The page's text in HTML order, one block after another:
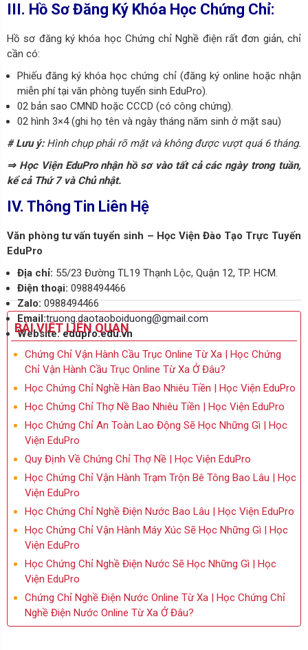
III. Hồ Sơ Đăng Ký Khóa Học Chứng Chỉ:
Hồ sơ đăng ký khóa học Chứng chỉ Nghề điện rất đơn giản, chỉ
cần có:
Phiếu đăng ký khóa học chứng chỉ (đăng ký online hoặc nhận
miễn phí tại văn phòng tuyển sinh EduPro).
02 bản sao CMND hoặc CCCD (có công chứng).
02 hình 3×4 (ghi họ tên và ngày tháng năm sinh ở mặt sau)
# Lưu ý: Hình chụp phải rõ mặt và không được vượt quá 6 tháng.
⇒ Học Viện EduPro nhận hồ sơ vào tất cả các ngày trong tuần,
kể cả Thứ 7 và Chủ nhật.
IV. Thông Tin Liên Hệ
Văn phòng tư vấn tuyển sinh – Học Viện Đào Tạo Trực Tuyến
EduPro
Địa chỉ: 55/23 Đường TL19 Thạnh Lộc, Quận 12, TP. HCM.
Điện thoại: 0988494466
Zalo:0988494466
Email:truong.daotaoboiduong@gmail.com
Website: edupro.edu.vn
BÀI VIẾT LIÊN QUAN
Chứng Chỉ Vận Hành Cầu Trục Online Từ Xa | Học Chứng
Chỉ Vận Hành Cầu Trục Online Từ Xa Ở Đâu?
Học Chứng Chỉ Nghề Hàn Bao Nhiêu Tiền | Học Viện EduPro
Học Chứng Chỉ Thợ Nề Bao Nhiêu Tiền | Học Viện EduPro
Học Chứng Chỉ An Toàn Lao Động Sẽ Học Những Gì | Học
Viện EduPro
Quy Định Về Chứng Chỉ Thợ Nề | Học Viện EduPro
Học Chứng Chỉ Vận Hành Trạm Trộn Bê Tông Bao Lâu | Học
Viện EduPro
Học Chứng Chỉ Nghề Điện Nước Bao Lâu | Học Viện EduPro
Học Chứng Chỉ Vận Hành Máy Xúc Sẽ Học Những Gì | Học
Viện EduPro
Học Chứng Chỉ Nghề Điện Nước Sẽ Học Những Gì | Học
Viện EduPro
Chứng Chỉ Nghề Điện Nước Online Từ Xa | Học Chứng Chỉ
Nghề Điện Nước Online Từ Xa Ở Đâu?